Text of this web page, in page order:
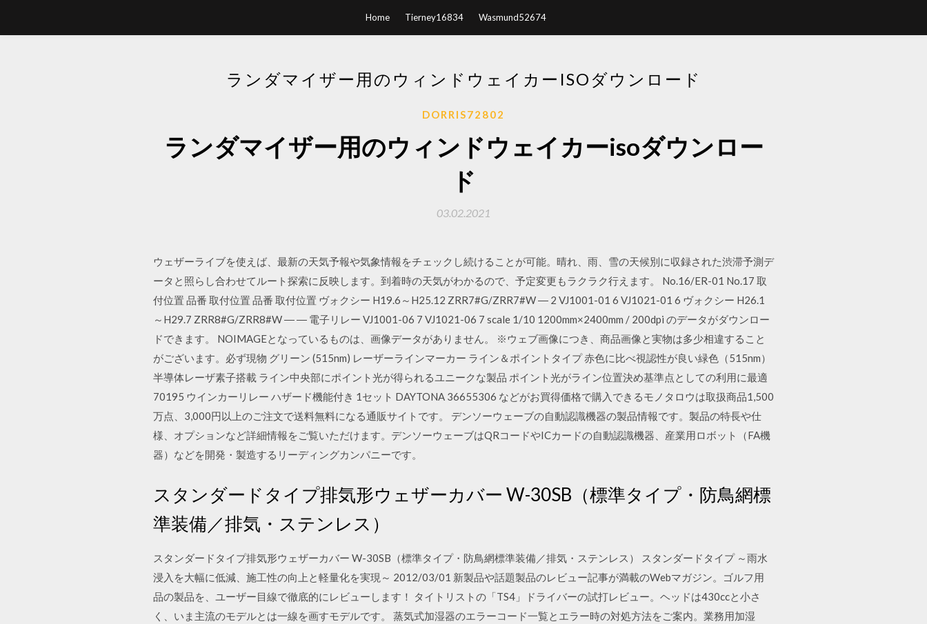
Home Tierney16834 Wasmund52674
ランダマイザー用のウィンドウェイカーISOダウンロード
DORRIS72802
ランダマイザー用のウィンドウェイカーisoダウンロー
ド
03.02.2021
ウェザーライブを使えば、最新の天気予報や気象情報をチェックし続けることが可能。晴れ、雨、雪の天候別に収録された渋滞予測デ
ータと照らし合わせてルート探索に反映します。到着時の天気がわかるので、予定変更もラクラク行えます。 No.16/ER-01 No.17 取
付位置 品番 取付位置 品番 取付位置 ヴォクシー H19.6～H25.12 ZRR7#G/ZRR7#W ― 2 VJ1001-01 6 VJ1021-01 6 ヴォクシー H26.1
～H29.7 ZRR8#G/ZRR8#W ― ― 電子リレー VJ1001-06 7 VJ1021-06 7 scale 1/10 1200mm×2400mm / 200dpi のデータがダウンロー
ドできます。 NOIMAGEとなっているものは、画像データがありません。 ※ウェブ画像につき、商品画像と実物は多少相違すること
がございます。必ず現物 グリーン (515nm) レーザーラインマーカー ライン＆ポイントタイプ 赤色に比べ視認性が良い緑色（515nm）
半導体レーザ素子搭載 ライン中央部にポイント光が得られるユニークな製品 ポイント光がライン位置決め基準点としての利用に最適
70195 ウインカーリレー ハザード機能付き 1セット DAYTONA 36655306 などがお買得価格で購入できるモノタロウは取扱商品1,500
万点、3,000円以上のご注文で送料無料になる通販サイトです。 デンソーウェーブの自動認識機器の製品情報です。製品の特長や仕
様、オプションなど詳細情報をご覧いただけます。デンソーウェーブはQRコードやICカードの自動認識機器、産業用ロボット（FA機
器）などを開発・製造するリーディングカンパニーです。
スタンダードタイプ排気形ウェザーカバー W-30SB（標準タイプ・防鳥網標
準装備／排気・ステンレス）
スタンダードタイプ排気形ウェザーカバー W-30SB（標準タイプ・防鳥網標準装備／排気・ステンレス） スタンダードタイプ ～雨水
浸入を大幅に低減、施工性の向上と軽量化を実現～ 2012/03/01 新製品や話題製品のレビュー記事が満載のWebマガジン。ゴルフ用
品の製品を、ユーザー目線で徹底的にレビューします！ タイトリストの「TS4」ドライバーの試打レビュー。ヘッドは430ccと小さ
く、いま主流のモデルとは一線を画すモデルです。 蒸気式加湿器のエラーコード一覧とエラー時の対処方法をご案内。業務用加湿